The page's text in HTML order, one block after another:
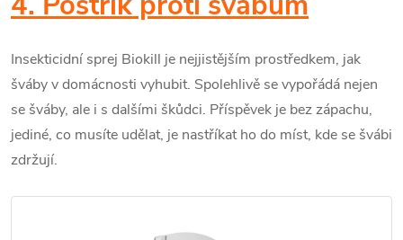
Insekticidní sprej Biokill je nejjistějším prostředkem, jak
šváby v domácnosti vyhubit. Spolehlivě se vypořádá nejen
se šváby, ale i s dalšími škůdci. Příspěvek je bez zápachu,
jediné, co musíte udělat, je nastříkat ho do míst, kde se švábi
zdržují.